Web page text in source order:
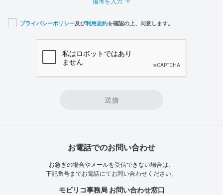
プライバシーポリシー及び利用規約を確認の上、同意します。
送信
お電話でのお問い合わせ
お急ぎの場合やメールを受信できない場合は、
下記番号までお電話にてお問い合わせください。
モビリコ事務局 お問い合わせ窓口